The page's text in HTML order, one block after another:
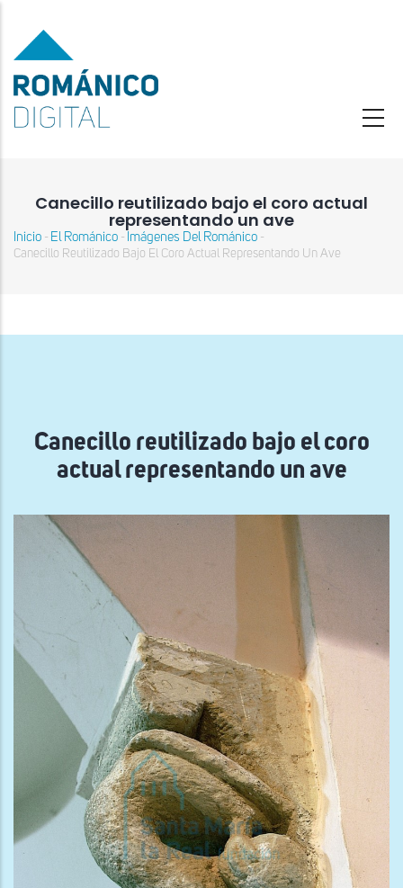
contenido
principal
Canecillo reutilizado bajo el coro actual
representando un ave
Sobrescribir
ayuda
Inicio - El Románico - Imágenes Del Románico -
Canecillo Reutilizado Bajo El Coro Actual Representando Un Ave
Canecillo reutilizado bajo el coro
actual representando un ave